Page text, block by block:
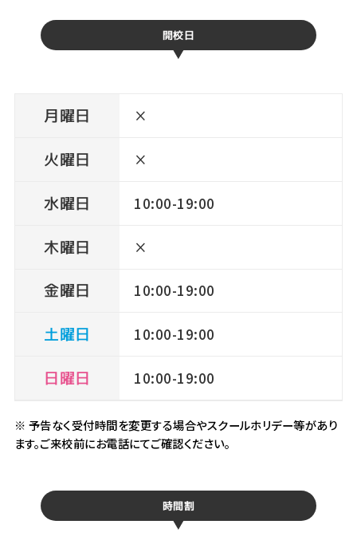
開校日
月曜日
火曜日
水曜日
木曜日
金曜日
土曜日
日曜日
×
×
10:00-19:00
×
10:00-19:00
10:00-19:00
10:00-19:00
※ 予告なく受付時間を変更する場合やスクールホリデー等があり
ます。ご来校前にお電話にてご確認ください。
時間割